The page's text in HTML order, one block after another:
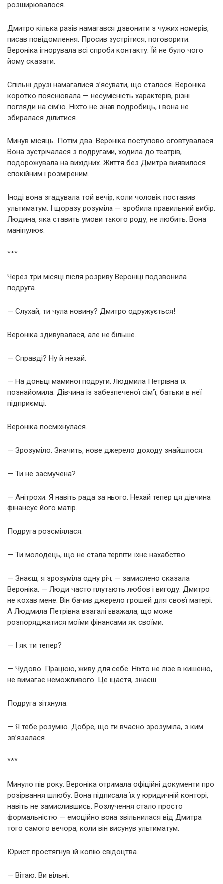
розширювалося.
Дмитро кілька разів намагався дзвонити з чужих номерів,
писав повідомлення. Просив зустрітися, поговорити.
Вероніка ігнорувала всі спроби контакту. Їй не було чого
йому сказати.
Спільні друзі намагалися з’ясувати, що сталося. Вероніка
коротко пояснювала — несумісність характерів, різні
погляди на сім’ю. Ніхто не знав подробиць, і вона не
збиралася ділитися.
Минув місяць. Потім два. Вероніка поступово оговтувалася.
Вона зустрічалася з подругами, ходила до театрів,
подорожувала на вихідних. Життя без Дмитра виявилося
спокійним і розміреним.
Іноді вона згадувала той вечір, коли чоловік поставив
ультиматум. І щоразу розуміла — зробила правильний вибір.
Людина, яка ставить умови такого роду, не любить. Вона
маніпулює.
***
Через три місяці після розриву Вероніці подзвонила
подруга.
— Слухай, ти чула новину? Дмитро одружується!
Вероніка здивувалася, але не більше.
— Справді? Ну й нехай.
— На доньці маминої подруги. Людмила Петрівна їх
познайомила. Дівчина із забезпеченої сім’ї, батьки в неї
підприємці.
Вероніка посміхнулася.
— Зрозуміло. Значить, нове джерело доходу знайшлося.
— Ти не засмучена?
— Анітрохи. Я навіть рада за нього. Нехай тепер ця дівчина
фінансує його матір.
Подруга розсміялася.
— Ти молодець, що не стала терпіти їхнє нахабство.
— Знаєш, я зрозуміла одну річ, — замислено сказала
Вероніка. — Люди часто плутають любов і вигоду. Дмитро
не кохав мене. Він бачив джерело грошей для своєї матері.
А Людмила Петрівна взагалі вважала, що може
розпоряджатися моїми фінансами як своїми.
— І як ти тепер?
— Чудово. Працюю, живу для себе. Ніхто не лізе в кишеню,
не вимагає неможливого. Це щастя, знаєш.
Подруга зітхнула.
— Я тебе розумію. Добре, що ти вчасно зрозуміла, з ким
зв’язалася.
***
Минуло пів року. Вероніка отримала офіційні документи про
розірвання шлюбу. Вона підписала їх у юридичній конторі,
навіть не замислившись. Розлучення стало просто
формальністю — емоційно вона звільнилася від Дмитра
того самого вечора, коли він висунув ультиматум.
Юрист простягнув їй копію свідоцтва.
— Вітаю. Ви вільні.